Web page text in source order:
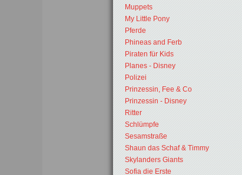
Muppets
My Little Pony
Pferde
Phineas and Ferb
Piraten für Kids
Planes - Disney
Polizei
Prinzessin, Fee & Co
Prinzessin - Disney
Ritter
Schlümpfe
Sesamstraße
Shaun das Schaf & Timmy
Skylanders Giants
Sofia die Erste